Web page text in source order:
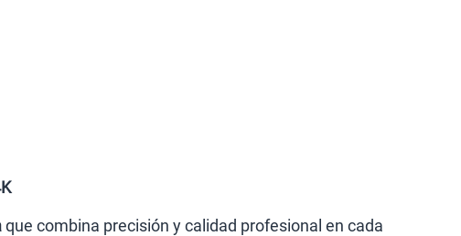
que combina precisión y calidad profesional en cada